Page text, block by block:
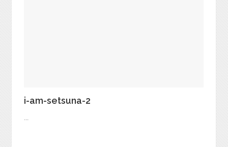
i-am-setsuna-2
...